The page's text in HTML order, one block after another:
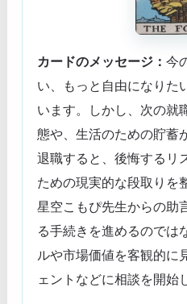
カードのメッセージ： 今
い、もっと自由になりた
います。しかし、次の就
態や、生活のための貯蓄
退職すると、後悔するリ
ための現実的な段取りを
星空こもぴ先生からの助
る手続きを進めるのでは
ルや市場価値を客観的に
ェントなどに相談を開始